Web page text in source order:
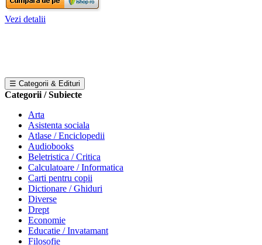
Vezi detalii
☰ Categorii & Edituri
Categorii / Subiecte
Arta
Asistenta sociala
Atlase / Enciclopedii
Audiobooks
Beletristica / Critica
Calculatoare / Informatica
Carti pentru copii
Dictionare / Ghiduri
Diverse
Drept
Economie
Educatie / Invatamant
Filosofie